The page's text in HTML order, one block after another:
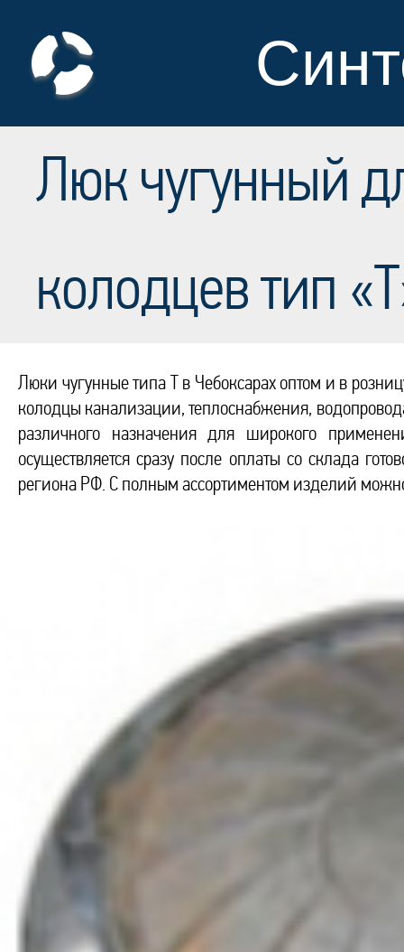
Люк чугунный
колодцев тип
Люки чугунные типа Т в Чебоксарах оптом и в
колодцы канализации, теплоснабжения,
различного назначения для широкого
осуществляется сразу после оплаты со склада
региона РФ. С полным ассортиментом изделий